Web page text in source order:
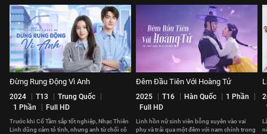
Đừng Rung Động Vì Anh
2024 T13
Trung Quốc
1 Phần
Full HD
Trước khi Cố Tầm sắp tốt nghiệp, Nhạc Thiên
Linh dũng cảm tỏ tình, nhưng anh từ chối cô
Đêm Đầu Tiên Với Hoàng Tử
2025 T16 Hàn Quốc
1 Phần
Full HD
Linh hồn nữ sinh viên bỗng xuyên vào vai
phụ và trải qua một đêm với nam chính trong